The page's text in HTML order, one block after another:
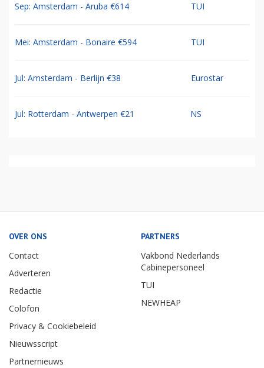
Sep: Amsterdam - Aruba €614 TUI
Mei: Amsterdam - Bonaire €594 TUI
Jul: Amsterdam - Berlijn €38 Eurostar
Jul: Rotterdam - Antwerpen €21 NS
OVER ONS
Contact
Adverteren
Redactie
Colofon
Privacy & Cookiebeleid
Nieuwsscript
Partnernieuws
PARTNERS
Vakbond Nederlands
Cabinepersoneel
TUI
NEWHEAP